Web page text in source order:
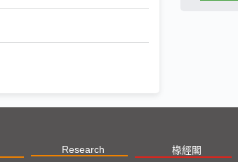
Research 椽經閣